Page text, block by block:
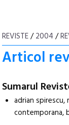
REVISTE/2004 /
Articol
Sumarul
adrian spirescu,
contemporana,